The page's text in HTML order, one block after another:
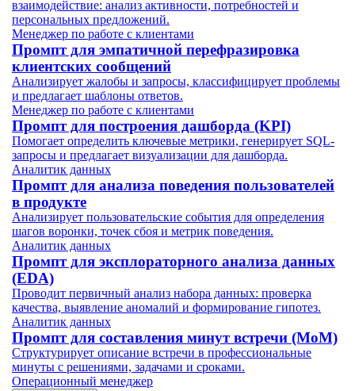
взаимодействие: анализ активности, потребностей и
персональных предложений.
Менеджер по работе с клиентами
Промпт для эмпатичной перефразировка
клиентских сообщений
Анализирует жалобы и запросы, классифицирует проблемы
и предлагает шаблоны ответов.
Менеджер по работе с клиентами
Промпт для построения дашборда (KPI)
Помогает определить ключевые метрики, генерирует SQL-
запросы и предлагает визуализации для дашборда.
Аналитик данных
Промпт для анализа поведения пользователей
в продукте
Анализирует пользовательские события для определения
шагов воронки, точек сбоя и метрик поведения.
Аналитик данных
Промпт для эксплораторного анализа данных
(EDA)
Проводит первичный анализ набора данных: проверка
качества, выявление аномалий и формирование гипотез.
Аналитик данных
Промпт для составления минут встречи (MoM)
Структурирует описание встречи в профессиональные
минуты с решениями, задачами и сроками.
Операционный менеджер